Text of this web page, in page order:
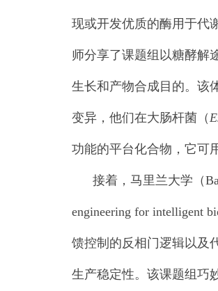
现或开发优质的酶用于代
师分享了课题组以糖酵
生长和产物合成目的。该
变异，他们在大肠杆菌（
功能的平台化合物，它可
接着，马里兰大学（
engineering for intelligent
馈控制的反相门逻辑以及
生产稳定性。该课题组巧